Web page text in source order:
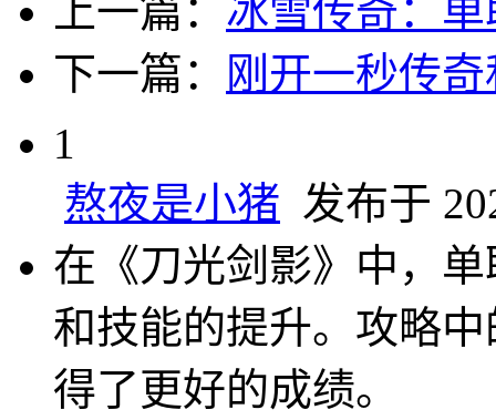
上一篇： 冰雪传奇：
下一篇：
刚开一秒传
1
熬夜是小猪 发布于
在《刀光剑影》中，
和技能的提升。攻略
得了更好的成绩。